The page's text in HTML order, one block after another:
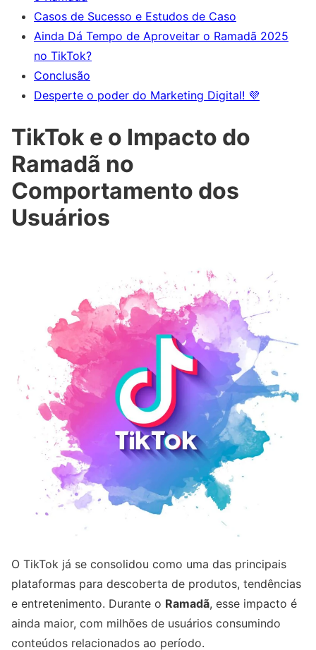
Casos de Sucesso e Estudos de Caso
Ainda Dá Tempo de Aproveitar o Ramadã 2025
no TikTok?
Conclusão
Desperte o poder do Marketing Digital! 💜
TikTok e o Impacto do
Ramadã no
Comportamento dos
Usuários
O TikTok já se consolidou como uma das principais
plataformas para descoberta de produtos, tendências
e entretenimento. Durante o Ramadã, esse impacto é
ainda maior, com milhões de usuários consumindo
conteúdos relacionados ao período.